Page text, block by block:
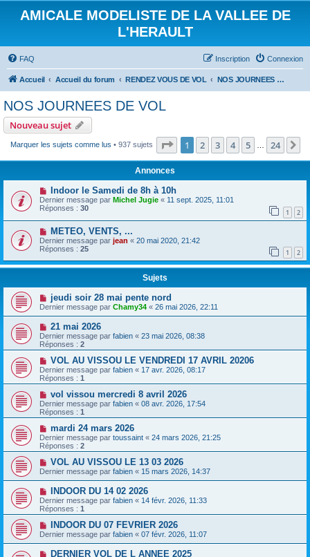
AMICALE MODELISTE DE LA VALLEE DE
L'HERAULT
FAQ Connexion
Inscription
Accueil Accueil du forum RENDEZ VOUS DE VOL NOS JOURNEES DE VOL
NOS JOURNEES DE VOL
Nouveau sujet
Marquer les sujets comme lus • 937 sujets Page 1sur24
1 2 3 4 5 24
Annonces
Indoor le Samedi de 8h à 10h
Dernier message par Michel Jugie « 11 sept. 2025, 11:01
Réponses : 30 1 2
METEO, VENTS, ...
Dernier message par jean « 20 mai 2020, 21:42
Réponses : 25 1 2
Sujets
jeudi soir 28 mai pente nord
Dernier message par Chamy34 « 26 mai 2026, 22:11
21 mai 2026
Dernier message par fabien « 23 mai 2026, 08:38
Réponses : 2
VOL AU VISSOU LE VENDREDI 17 AVRIL 20206
Dernier message par fabien « 17 avr. 2026, 08:17
Réponses : 1
vol vissou mercredi 8 avril 2026
Dernier message par fabien « 08 avr. 2026, 17:54
Réponses : 1
mardi 24 mars 2026
Dernier message par toussaint « 24 mars 2026, 21:25
Réponses : 2
VOL AU VISSOU LE 13 03 2026
Dernier message par fabien « 15 mars 2026, 14:37
INDOOR DU 14 02 2026
Dernier message par fabien « 14 févr. 2026, 11:33
Réponses : 1
INDOOR DU 07 FEVRIER 2026
Dernier message par fabien « 07 févr. 2026, 11:07
DERNIER VOL DE L ANNEE 2025